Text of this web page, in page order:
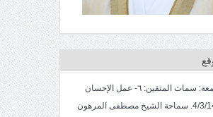
خطبة الجمعة: سمات المتقين: ٦- عمل الإحسان